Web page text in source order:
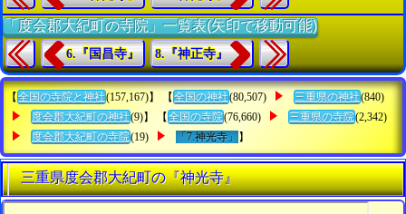
「度会郡大紀町の寺院」一覧表(矢印で移動可能)
6.『国昌寺』 8.『神正寺』
【 全国の寺院と神社(157,167)】 【 全国の神社(80,507) 三重県の神社(840)
度会郡大紀町の神社(9)】 【 全国の寺院(76,660) 三重県の寺院(2,342)
度会郡大紀町の寺院(19) 「7.神光寺」 】
三重県度会郡大紀町の『神光寺』